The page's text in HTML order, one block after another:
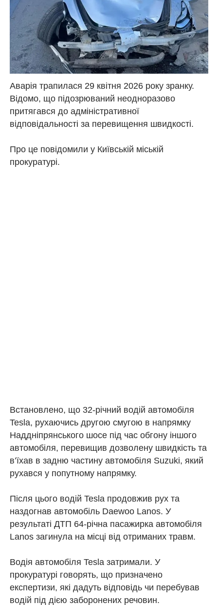
Аварія трапилася 29 квітня 2026 року зранку.
Відомо, що підозрюваний неодноразово
притягався до адміністративної
відповідальності за перевищення швидкості.
Про це повідомили у Київській міській
прокуратурі.
Встановлено, що 32-річний водій автомобіля
Tesla, рухаючись другою смугою в напрямку
Наддніпрянського шосе під час обгону іншого
автомобіля, перевищив дозволену швидкість та
в’їхав в задню частину автомобіля Suzuki, який
рухався у попутному напрямку.
Після цього водій Tesla продовжив рух та
наздогнав автомобіль Daewoo Lanos. У
результаті ДТП 64-річна пасажирка автомобіля
Lanos загинула на місці від отриманих травм.
Водія автомобіля Tesla затримали. У
прокуратурі говорять, що призначено
експертизи, які дадуть відповідь чи перебував
водій під дією заборонених речовин.